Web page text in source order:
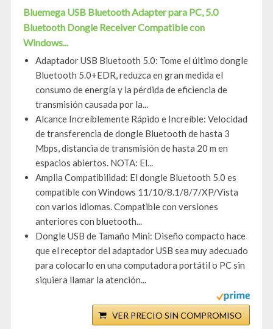
Bluemega USB Bluetooth Adapter para PC, 5.0
Bluetooth Dongle Receiver Compatible con
Windows...
Adaptador USB Bluetooth 5.0: Tome el último dongle
Bluetooth 5.0+EDR, reduzca en gran medida el
consumo de energía y la pérdida de eficiencia de
transmisión causada por la...
Alcance Increíblemente Rápido e Increíble: Velocidad
de transferencia de dongle Bluetooth de hasta 3
Mbps, distancia de transmisión de hasta 20 m en
espacios abiertos. NOTA: El...
Amplia Compatibilidad: El dongle Bluetooth 5.0 es
compatible con Windows 11/10/8.1/8/7/XP/Vista
con varios idiomas. Compatible con versiones
anteriores con bluetooth...
Dongle USB de Tamaño Mini: Diseño compacto hace
que el receptor del adaptador USB sea muy adecuado
para colocarlo en una computadora portátil o PC sin
siquiera llamar la atención...
VER PRECIO SIN COMPROMISO